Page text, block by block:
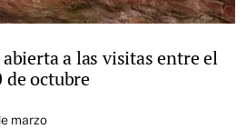
a las visitas entre el
de octubre
marzo